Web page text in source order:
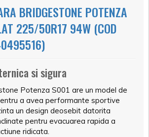
BRIDGESTONE POTENZA
225/50R17 94W (COD
si sigura
Potenza S001 are un model de
a avea performante sportive
un design deosebit datorita
pentru evacuarea rapida a
ridicata.